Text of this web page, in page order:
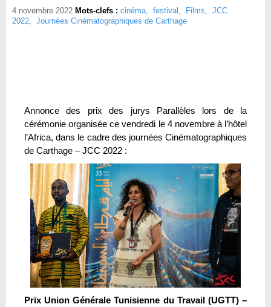
4 novembre 2022 Mots-clefs : cinéma, festival , Films, JCC
2022, Journées Cinématographiques de Carthage
Annonce des prix des jurys Parallèles lors de la
cérémonie organisée ce vendredi le 4 novembre à l’hôtel
l’Africa, dans le cadre des journées Cinématographiques
de Carthage – JCC 2022 :
Prix Union Générale Tunisienne du Travail (UGTT) –